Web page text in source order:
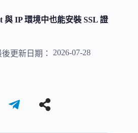
與 IP 環境中也能安裝 SSL 證
後更新日期：
2026-07-28